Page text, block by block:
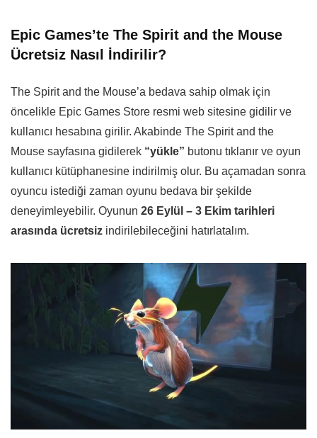
Epic Games’te The Spirit and the Mouse
Ücretsiz Nasıl İndirilir?
The Spirit and the Mouse’a bedava sahip olmak için
öncelikle Epic Games Store resmi web sitesine gidilir ve
kullanıcı hesabına girilir. Akabinde The Spirit and the
Mouse sayfasına gidilerek “yükle” butonu tıklanır ve oyun
kullanıcı kütüphanesine indirilmiş olur. Bu açamadan sonra
oyuncu istediği zaman oyunu bedava bir şekilde
deneyimleyebilir. Oyunun 26 Eylül – 3 Ekim tarihleri
arasında ücretsiz indirilebileceğini hatırlatalım.